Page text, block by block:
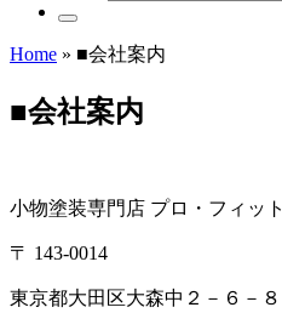
Menu
Home » ■会社案内
■会社案内
小物塗装専門店 プロ・フィット
〒 143-0014
東京都大田区大森中２－６－８